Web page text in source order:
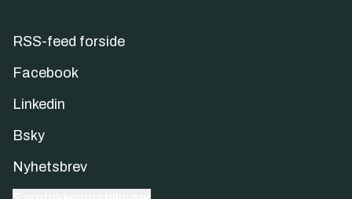
RSS-feed forside
Facebook
Linkedin
Bsky
Nyhetsbrev